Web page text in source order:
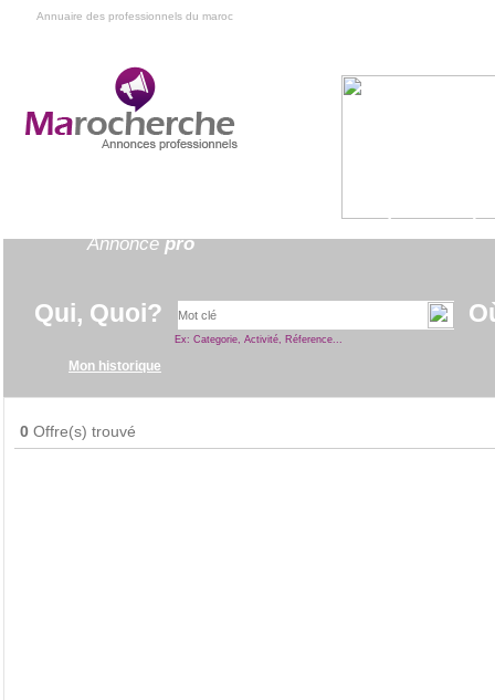
Annuaire des professionnels du maroc
Annoncepro
Annuaireprofessionnel
Qui, Quoi?
Ex: Categorie, Activité, Réference...
Mon historique
0 Offre(s) trouvé